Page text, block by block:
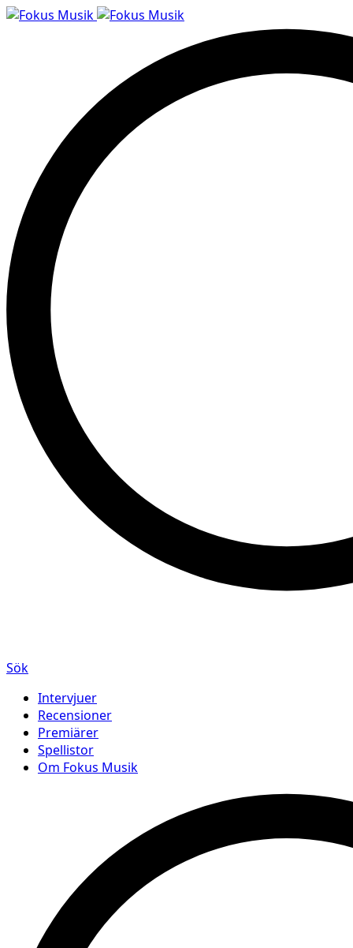
Sök
Intervjuer
Recensioner
Premiärer
Spellistor
Om Fokus Musik